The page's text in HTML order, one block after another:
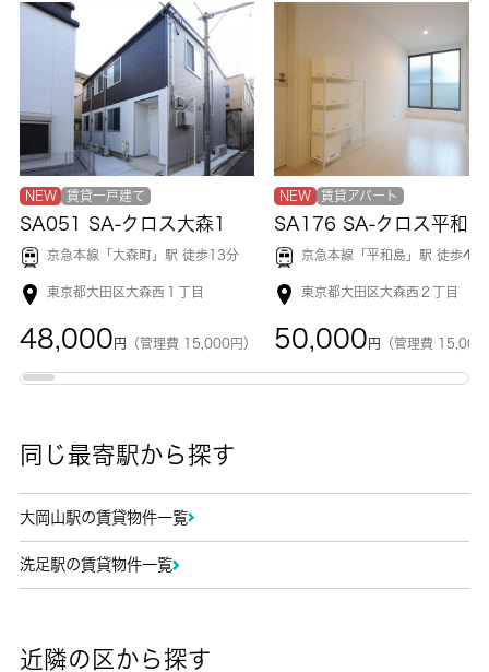
NEW 賃貸一戸建て
SA051 SA-クロス大森1
京急本線「 大森町」駅 徒歩13分
東京都大田区大森西１丁目
48,000 円 （管理費 15,000円）
NEW 賃貸アパート
SA176 SA-クロス平和
京急本線「平和島 」駅 徒歩4分
東京都大田区大森西２丁目
50,000 円 （管理費 15,000
同じ最寄駅から探す
大岡山駅の賃貸物件一覧
洗足駅の賃貸物件一覧
近隣の区から探す